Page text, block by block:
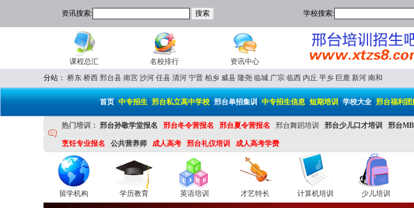
资讯搜索: 学校搜索:
课程总汇 名校排行 资讯中心
分站： 桥东 桥西 邢台县 南宫 沙河 任县 清河 宁晋 柏乡 威县 隆尧 临城 广宗 临西 内丘 平乡 巨鹿 新河 南和
首页|中专招生|邢台私立高中学校|邢台单招集训|中专招生信息|短期培训|学校大全|邢台福利团
热门培训： 邢台孙敬学堂报名 邢台冬令营报名 邢台夏令营报名 邢台舞蹈培训 邢台少儿口才培训 邢台
烹饪专业报名 公共营养师 成人高考 邢台礼仪培训 成人高考学费
留学机构 学历教育 英语培训 才艺特长 计算机培训 少儿培训